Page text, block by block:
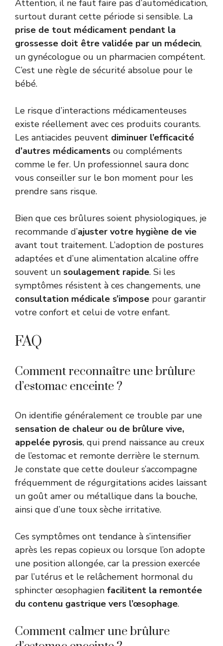
Attention, il ne faut faire pas d’automédication,
surtout durant cette période si sensible. La
prise de tout médicament pendant la
grossesse doit être validée par un médecin,
un gynécologue ou un pharmacien compétent.
C’est une règle de sécurité absolue pour le
bébé.
Le risque d’interactions médicamenteuses
existe réellement avec ces produits courants.
Les antiacides peuvent diminuer l’efficacité
d’autres médicaments ou compléments
comme le fer. Un professionnel saura donc
vous conseiller sur le bon moment pour les
prendre sans risque.
Bien que ces brûlures soient physiologiques, je
recommande d’ajuster votre hygiène de vie
avant tout traitement. L’adoption de postures
adaptées et d’une alimentation alcaline offre
souvent un soulagement rapide. Si les
symptômes résistent à ces changements, une
consultation médicale s’impose pour garantir
votre confort et celui de votre enfant.
FAQ
Comment reconnaître une brûlure
d’estomac enceinte ?
On identifie généralement ce trouble par une
sensation de chaleur ou de brûlure vive,
appelée pyrosis, qui prend naissance au creux
de l’estomac et remonte derrière le sternum.
Je constate que cette douleur s’accompagne
fréquemment de régurgitations acides laissant
un goût amer ou métallique dans la bouche,
ainsi que d’une toux sèche irritative.
Ces symptômes ont tendance à s’intensifier
après les repas copieux ou lorsque l’on adopte
une position allongée, car la pression exercée
par l’utérus et le relâchement hormonal du
sphincter œsophagien facilitent la remontée
du contenu gastrique vers l’œsophage.
Comment calmer une brûlure